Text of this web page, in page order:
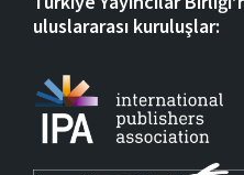
uluslararası kuruluşlar: